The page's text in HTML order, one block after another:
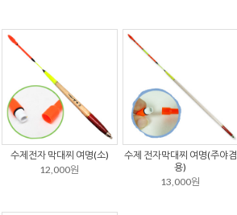
수제전자 막대찌 여명(소)
12,000원
수제 전자막대찌 여명(주야겸
용)
13,000원